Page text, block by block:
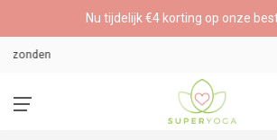
Nu tijdelijk €4 korting op onze